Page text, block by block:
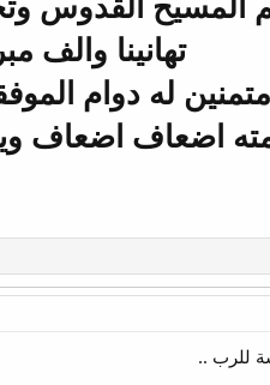
تهانينا والف
متمنين له دوام
اضعاف اضعاف
للرب ..